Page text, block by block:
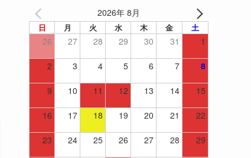
2026年 8月
日 月 火 水 木 金 土
26 27 28 29 30 31 1
2 3 4 5 6 7 8
9 10 11 12 13 14 15
16 17 18 19 20 21 22
23 24 25 26 27 28 29